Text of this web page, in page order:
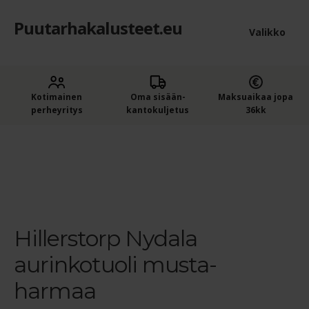
Siirry
Siirry
Puutarhakalusteet.eu Valikko
Puutarhakalusteet
Yleiset ehdot
Maksuehdot
Kotimainen
perheyritys
Oma sisään­
kantokuljetus
Maksuaikaa jopa
36kk
Hillerstorp Nydala
aurinkotuoli musta-
harmaa